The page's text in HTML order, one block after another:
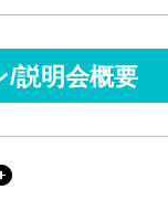
/説明会概要